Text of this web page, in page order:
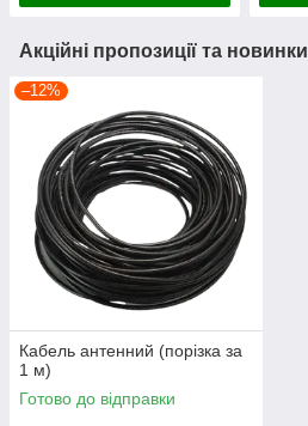
Акційні пропозиції та новинки
–12%
Кабель антенний (порізка за
1 м)
Готово до відправки